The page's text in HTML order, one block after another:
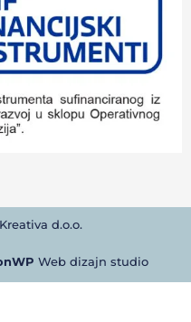
d.o.o.
Web dizajn studio